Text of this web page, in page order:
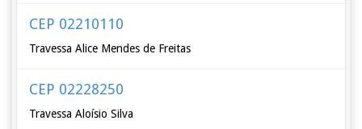
CEP 02210110
Travessa Alice Mendes de Freitas
CEP 02228250
Travessa Aloísio Silva